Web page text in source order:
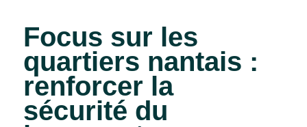
Focus sur les
quartiers nantais :
renforcer la
sécurité du